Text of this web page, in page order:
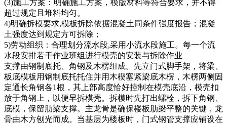
(3)施工方案：明确施工方案，模版材料等符合要求，并不得
超过规定且堆料均匀。
4)明确拆模要求,模板拆除依据混凝土同条件强度报告；混凝
土强度达到规定方可拆除；
5)劳动组织：合理划分流水段,采用小流水段施工。每一个流
水段安排若干作业班组进行模壳的安装与拆除作业
支撑由钢制底托、角钢及木楞组成。先立门式脚手架，将梁、
板底模板用钢制底托托住并用木楔塞紧梁底木楞，木楞两侧固
定通长角钢各1根，其上部高度恰好控制在模壳底沿，模壳扣
放于角钢上，以便早拆模壳。拆模时先打出螺栓，拆下角钢、
底模，保留肋梁支撑。主龙骨是确保楼板肋梁平整的关键，龙
骨由木方刨光而成。当基层为楼板时，门式钢管支撑应铺设在